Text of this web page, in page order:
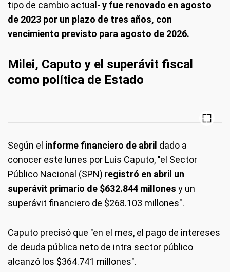
tipo de cambio actual- y fue renovado en agosto
de 2023 por un plazo de tres años, con
vencimiento previsto para agosto de 2026.
Milei, Caputo y el superávit fiscal
como política de Estado
Según el informe financiero de abril dado a
conocer este lunes por Luis Caputo, "el Sector
Público Nacional (SPN) registró en abril un
superávit primario de $632.844 millones y un
superávit financiero de $268.103 millones".
Caputo precisó que "en el mes, el pago de intereses
de deuda pública neto de intra sector público
alcanzó los $364.741 millones".